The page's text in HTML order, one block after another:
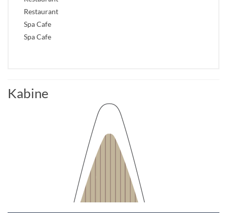
Restaurant
Spa Cafe
Spa Cafe
Kabine